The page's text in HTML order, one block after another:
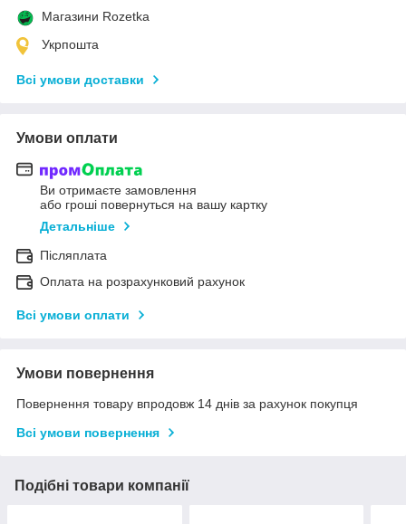
Магазини Rozetka
Укрпошта
Всі умови доставки
Умови оплати
Ви отримаєте замовлення
або гроші повернуться на вашу картку
Детальніше
Післяплата
Оплата на розрахунковий рахунок
Всі умови оплати
Умови повернення
Повернення товару впродовж 14 днів за рахунок покупця
Всі умови повернення
Подібні товари компанії